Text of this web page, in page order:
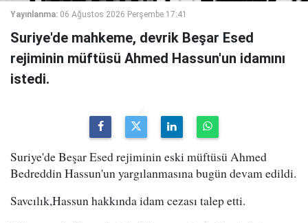
Yayınlanma: 06 Ağustos 2026 Perşembe 17:41
Suriye'de mahkeme, devrik Beşar Esed
rejiminin müftüsü Ahmed Hassun'un idamını
istedi.
Suriye'de Beşar Esed rejiminin eski müftüsü Ahmed
Bedreddin Hassun'un yargılanmasına bugün devam edildi.
Savcılık,Hassun hakkında idam cezası talep etti.